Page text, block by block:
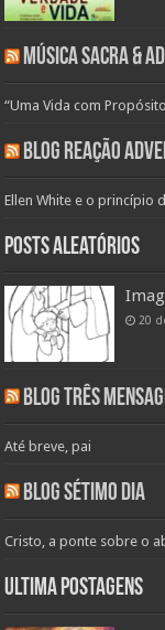
Música Sacra &
“Uma Vida com
Blog Reação
Ellen White e o princípio
Posts aleatórios
20
Blog Três
Até breve, pai
Blog Sétimo Dia
Cristo, a ponte sobre o
Ultima Postagens